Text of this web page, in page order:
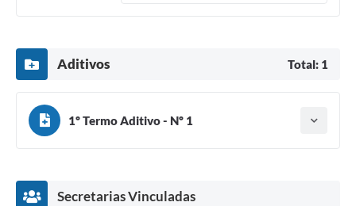
Aditivos Total: 1
1º Termo Aditivo - Nº 1
Tipo do termo: Termo Aditivo
Vigência: 31/12/2026
Secretarias Vinculadas